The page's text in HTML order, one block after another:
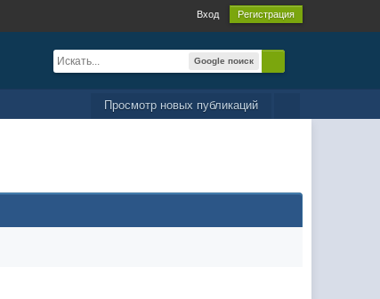
Вход Регистрация
Google поиск
Просмотр новых публикаций